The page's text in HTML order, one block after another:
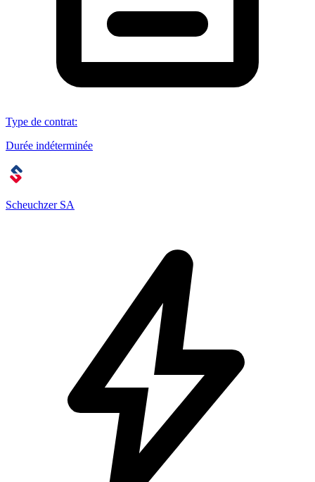
Type de contrat:
Durée indéterminée
Scheuchzer SA